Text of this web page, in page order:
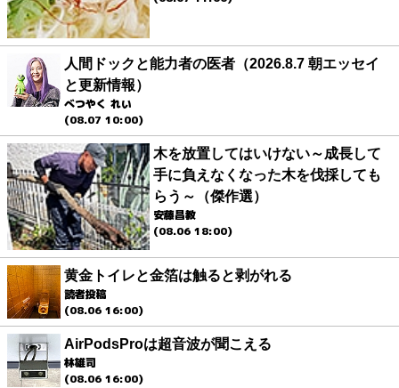
人間ドックと能力者の医者（2026.8.7 朝エッセイ
と更新情報）
べつやく れい
(08.07 10:00)
木を放置してはいけない～成長して
手に負えなくなった木を伐採しても
らう～（傑作選）
安藤昌教
(08.06 18:00)
黄金トイレと金箔は触ると剥がれる
読者投稿
(08.06 16:00)
AirPodsProは超音波が聞こえる
林雄司
(08.06 16:00)